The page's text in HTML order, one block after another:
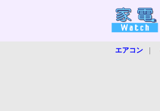
エアコン